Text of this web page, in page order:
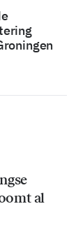
al